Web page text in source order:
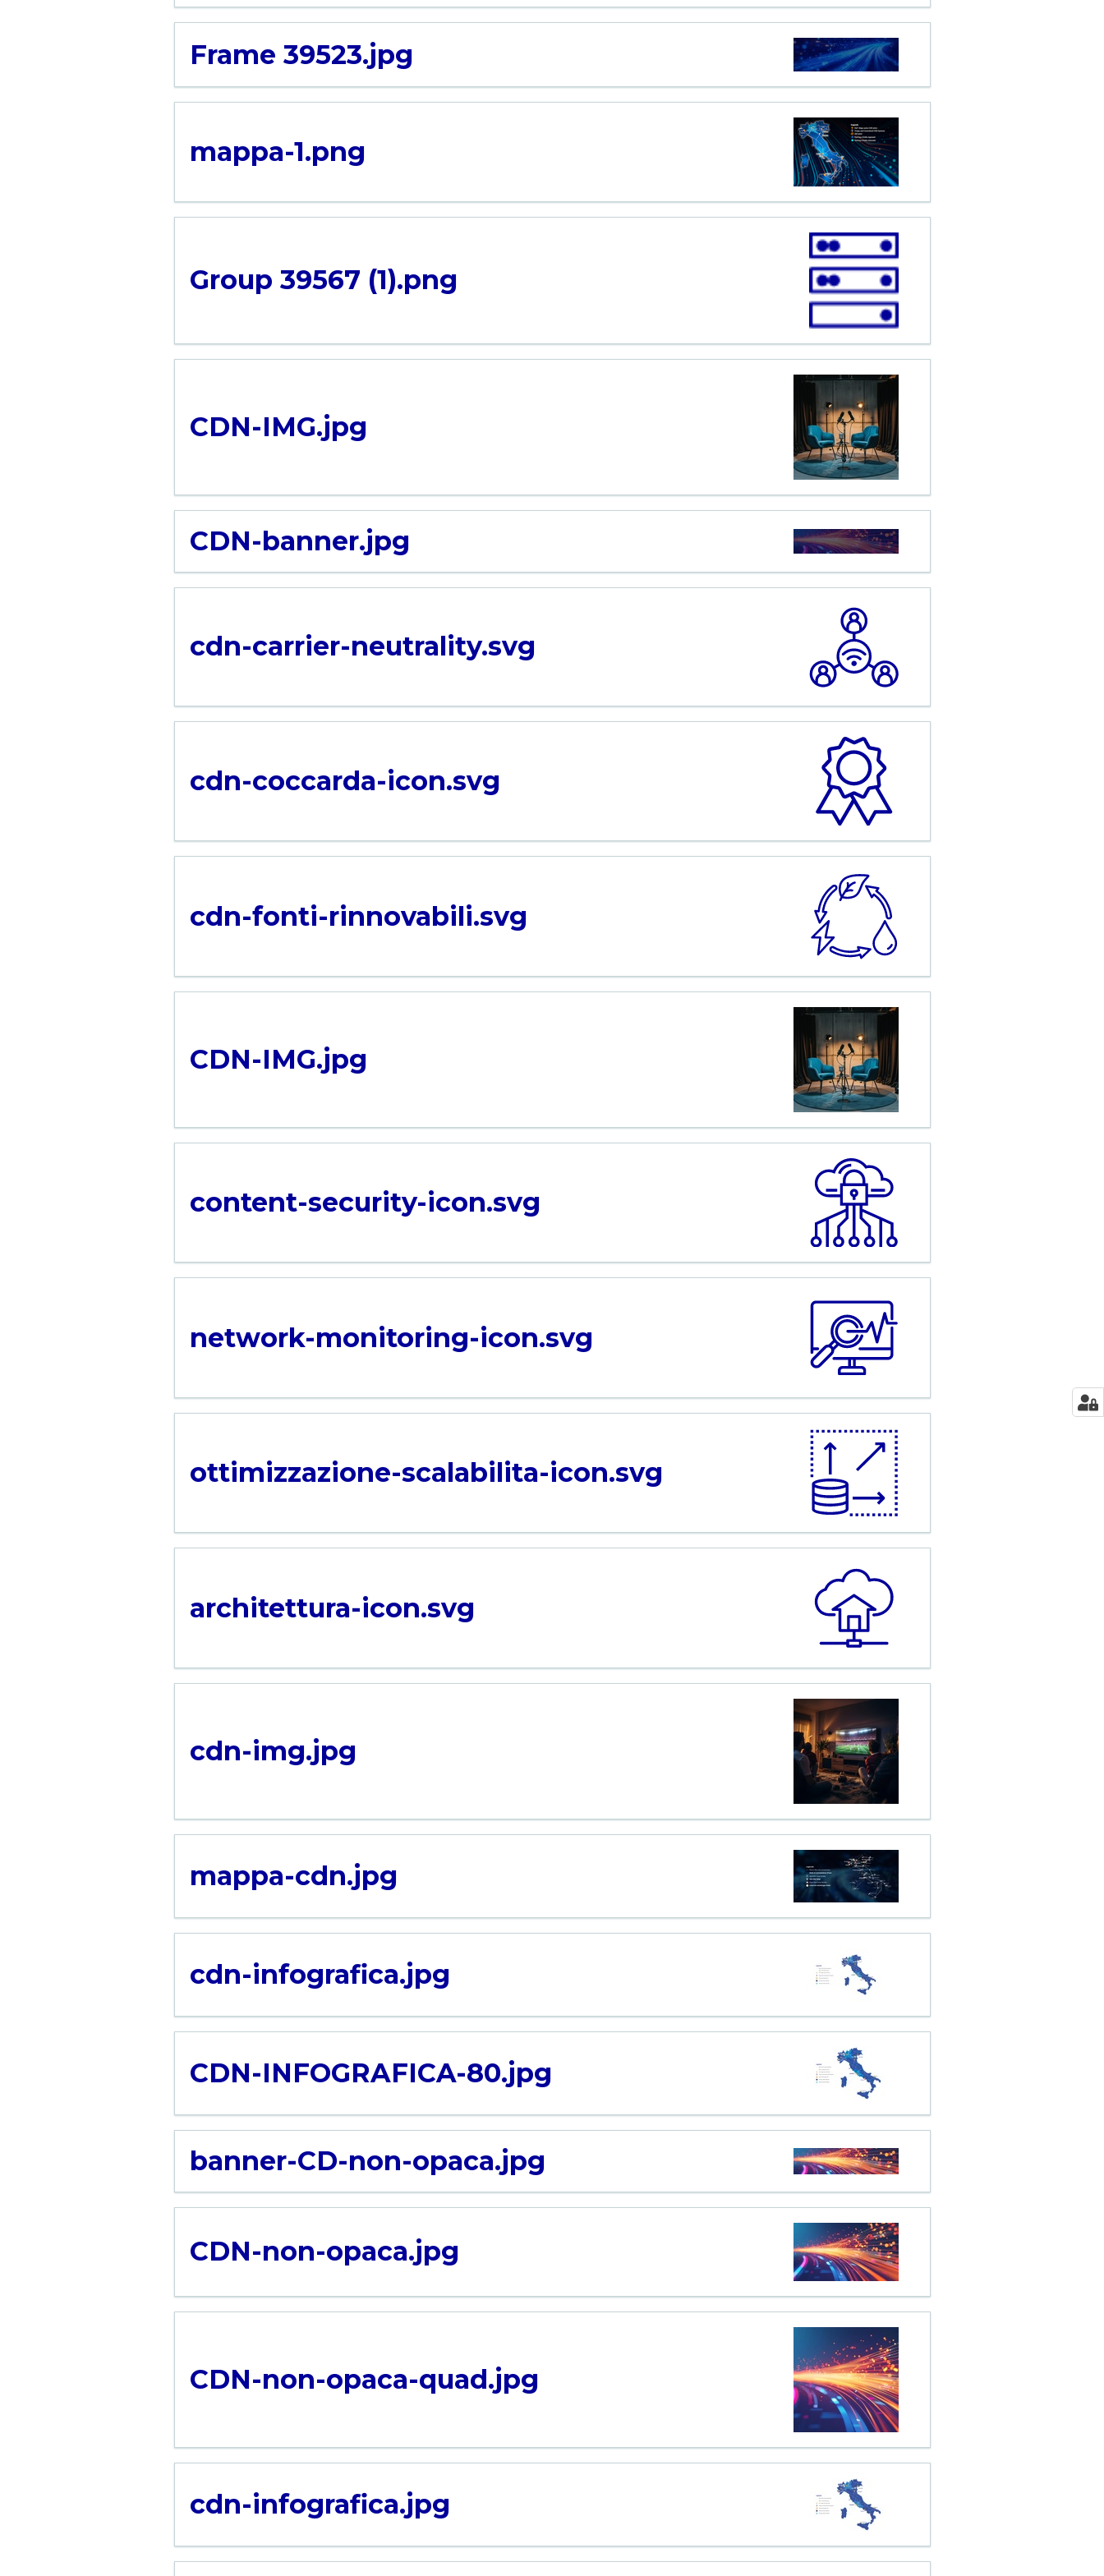
Frame 39523.jpg
mappa-1.png
Group 39567 (1).png
CDN-IMG.jpg
CDN-banner.jpg
cdn-carrier-neutrality.svg
cdn-coccarda-icon.svg
cdn-fonti-rinnovabili.svg
CDN-IMG.jpg
content-security-icon.svg
network-monitoring-icon.svg
ottimizzazione-scalabilita-icon.svg
architettura-icon.svg
cdn-img.jpg
mappa-cdn.jpg
cdn-infografica.jpg
CDN-INFOGRAFICA-80.jpg
banner-CD-non-opaca.jpg
CDN-non-opaca.jpg
CDN-non-opaca-quad.jpg
cdn-infografica.jpg